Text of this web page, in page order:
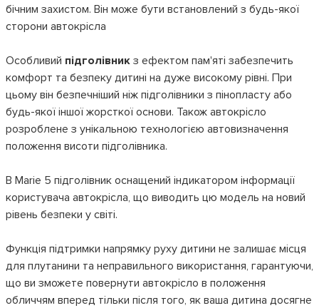
бічним захистом. Він може бути встановлений з будь-якої
сторони автокрісла
Особливий підголівник з ефектом пам'яті забезпечить
комфорт та безпеку дитині на дуже високому рівні. При
цьому він безпечніший ніж підголівники з пінопласту або
будь-якої іншої жорсткої основи. Також автокрісло
розроблене з унікальною технологією автовизначення
положення висоти підголівника.
В Marie 5 підголівник оснащений індикатором інформації
користувача автокрісла, що виводить цю модель на новий
рівень безпеки у світі.
Функція підтримки напрямку руху дитини не залишає місця
для плутанини та неправильного використання, гарантуючи,
що ви зможете повернути автокрісло в положення
обличчям вперед тільки після того, як ваша дитина досягне